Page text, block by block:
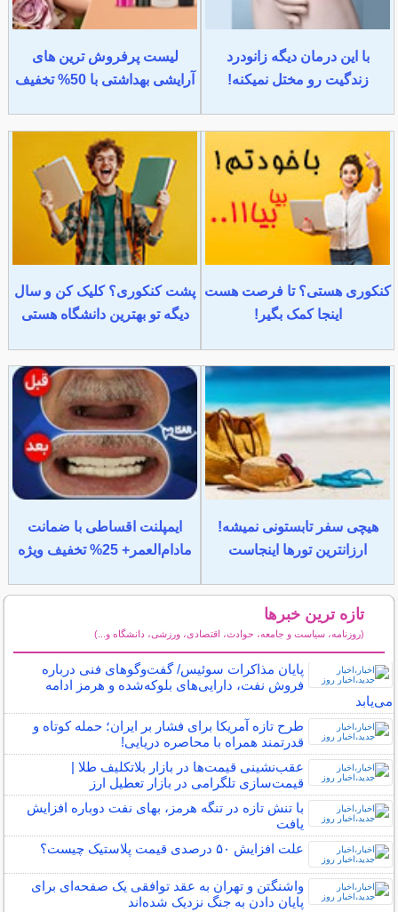
با این درمان دیگه زانودرد
زندگیت رو مختل نمیکنه!
لیست پرفروش ترین های
آرایشی بهداشتی با 50% تخفیف
کنکوری هستی؟ تا فرصت هست
اینجا کمک بگیر!
پشت کنکوری؟ کلیک کن و سال
دیگه تو بهترین دانشگاه هستی
هیچی سفر تابستونی نمیشه!
ارزانترین تورها اینجاست
ایمپلنت اقساطی با ضمانت
مادام‌العمر+ 25% تخفیف ویژه
تازه ترین خبرها
(روزنامه، سیاست و جامعه، حوادث، اقتصادی، ورزشی، دانشگاه و...)
پایان مذاکرات سوئیس/ گفت‌وگوهای فنی درباره
فروش نفت، دارایی‌های بلوکه‌شده و هرمز ادامه
می‌یابد
طرح تازه آمریکا برای فشار بر ایران؛ حمله کوتاه و
قدرتمند همراه با محاصره دریایی!
عقب‌نشینی قیمت‌ها در بازار بلاتکلیف طلا |
قیمت‌سازی تلگرامی در بازار تعطیل ارز
با تنش تازه در تنگه هرمز، بهای نفت دوباره افزایش
یافت
علت افزایش ۵۰ درصدی قیمت پلاستیک چیست؟
واشنگتن و تهران به عقد توافقی یک‌ صفحه‌ای برای
پایان دادن به جنگ نزدیک شده‌اند